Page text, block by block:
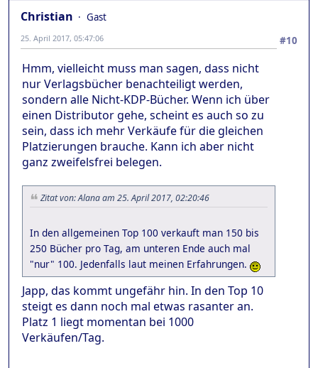
Christian
Gast
#10
25. April 2017, 05:47:06
Hmm, vielleicht muss man sagen, dass nicht
nur Verlagsbücher benachteiligt werden,
sondern alle Nicht-KDP-Bücher. Wenn ich über
einen Distributor gehe, scheint es auch so zu
sein, dass ich mehr Verkäufe für die gleichen
Platzierungen brauche. Kann ich aber nicht
ganz zweifelsfrei belegen.
Zitat von: Alana am 25. April 2017, 02:20:46
In den allgemeinen Top 100 verkauft man 150 bis
250 Bücher pro Tag, am unteren Ende auch mal
"nur" 100. Jedenfalls laut meinen Erfahrungen.
Japp, das kommt ungefähr hin. In den Top 10
steigt es dann noch mal etwas rasanter an.
Platz 1 liegt momentan bei 1000
Verkäufen/Tag.